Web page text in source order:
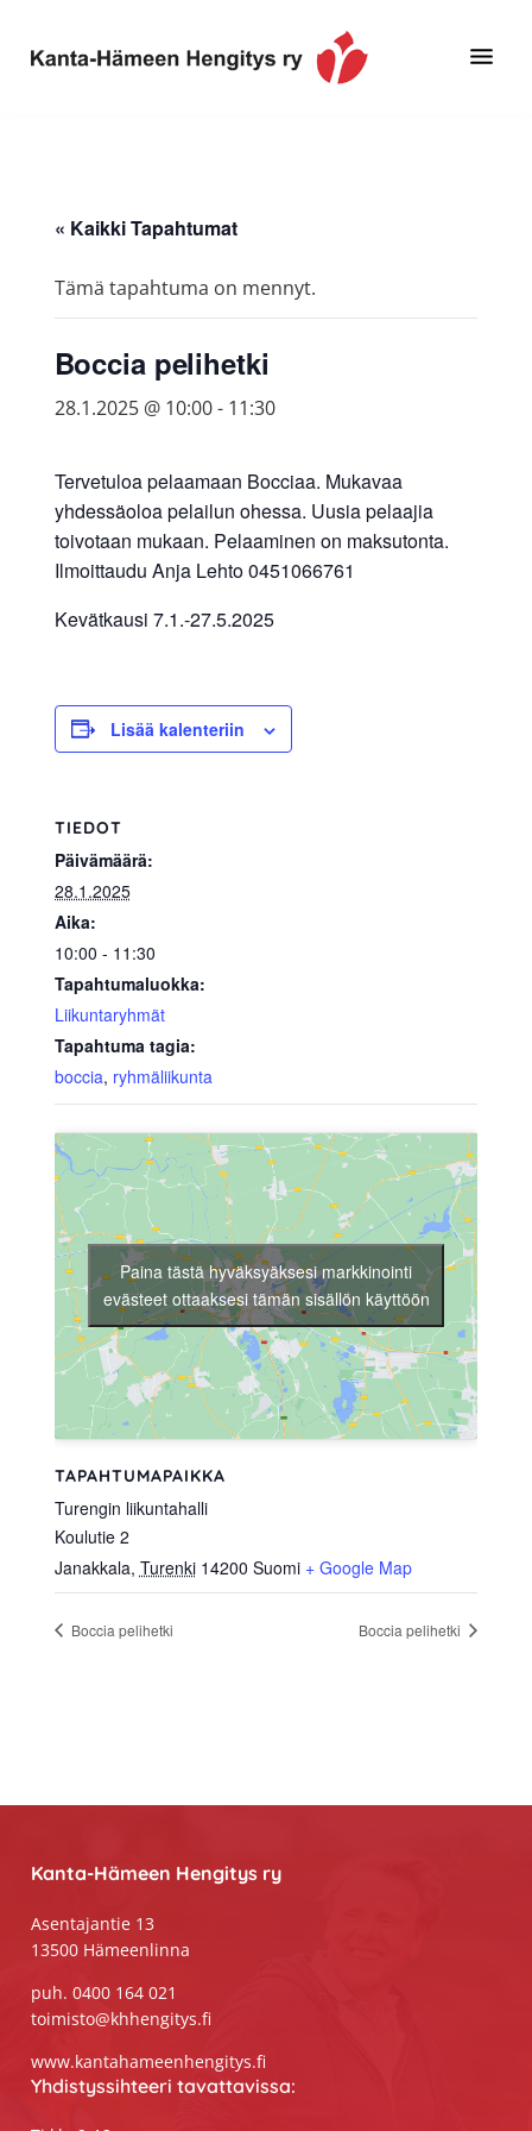
pääsisältöön
alatunnisteeseen
Hengitys
erityisesti
sinua
keuhkoahtaumatauti,uniapnea,
muut
sisäilma
allergiat.
« Kaikki Tapahtumat
Tämä tapahtuma on mennyt.
Boccia pelihetki
28.1.2025 @ 10:00- 11:30
Tervetuloa pelaamaan Bocciaa. Mukavaa
yhdessäoloa pelailun ohessa. Uusia pelaajia
toivotaan mukaan. Pelaaminen on maksutonta.
Ilmoittaudu Anja Lehto 0451066761
Kevätkausi 7.1.-27.5.2025
Lisää kalenteriin
TIEDOT
Päivämäärä:
28.1.2025
Aika:
10:00 - 11:30
Tapahtumaluokka:
Liikuntaryhmät
Tapahtuma tagia:
boccia, ryhmäliikunta
TAPAHTUMAPAIKKA
Turengin liikuntahalli
Koulutie 2
Janakkala, Turenki 14200 Suomi + Google Map
Paina tästä hyväksyäksesi markkinointi
evästeet ottaaksesi tämän sisällön käyttöön
Boccia pelihetki Boccia pelihetki
Kanta-Hämeen Hengitys ry
Asentajantie 13
13500 Hämeenlinna
puh. 0400 164 021
toimisto@khhengitys.fi
www.kantahameenhengitys.fi
Yhdistyssihteeri tavattavissa: